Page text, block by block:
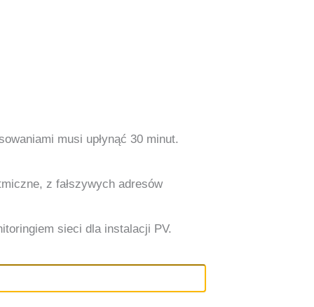
musi upłynąć 30 minut.
z fałszywych adresów
sieci dla instalacji PV.